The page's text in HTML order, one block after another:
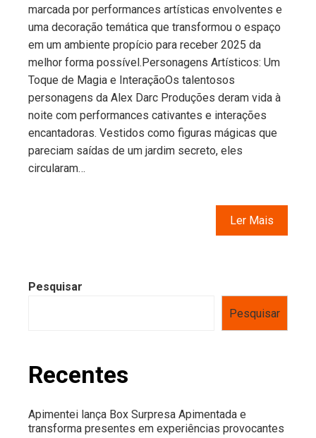
marcada por performances artísticas envolventes e
uma decoração temática que transformou o espaço
em um ambiente propício para receber 2025 da
melhor forma possível.Personagens Artísticos: Um
Toque de Magia e InteraçãoOs talentosos
personagens da Alex Darc Produções deram vida à
noite com performances cativantes e interações
encantadoras. Vestidos como figuras mágicas que
pareciam saídas de um jardim secreto, eles
circularam…
Ler Mais
Pesquisar
Pesquisar
Recentes
Apimentei lança Box Surpresa Apimentada e
transforma presentes em experiências provocantes